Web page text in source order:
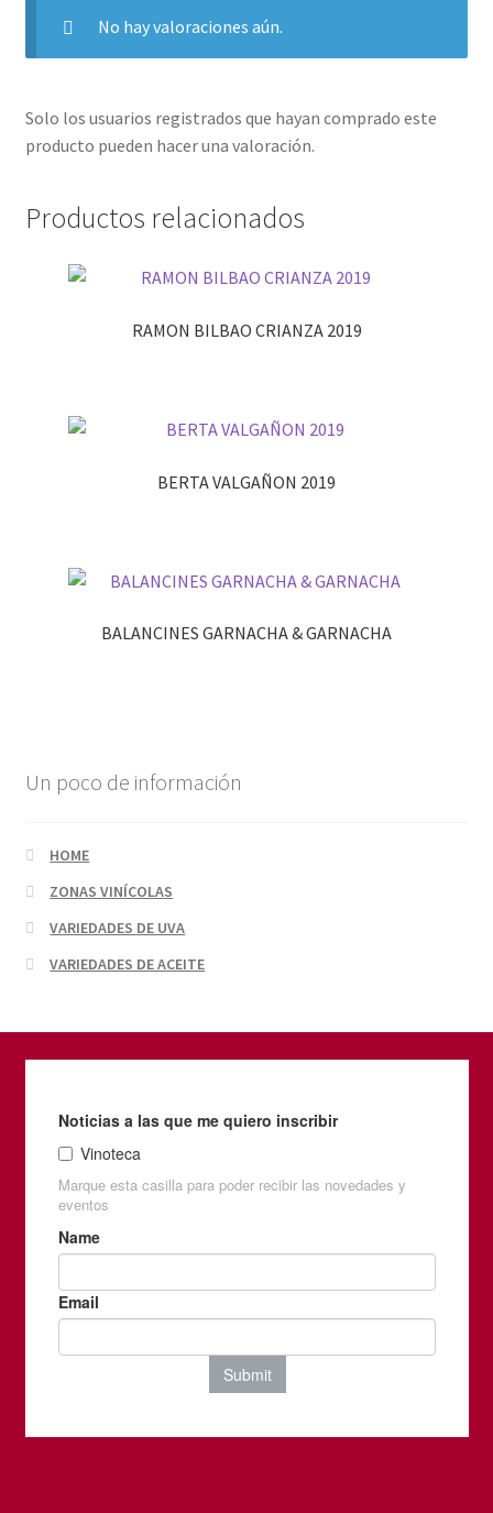
No hay valoraciones aún.
Solo los usuarios registrados que hayan comprado este
producto pueden hacer una valoración.
Productos relacionados
RAMON BILBAO CRIANZA 2019
BERTA VALGAÑON 2019
BALANCINES GARNACHA & GARNACHA
Un poco de información
HOME
ZONAS VINÍCOLAS
VARIEDADES DE UVA
VARIEDADES DE ACEITE